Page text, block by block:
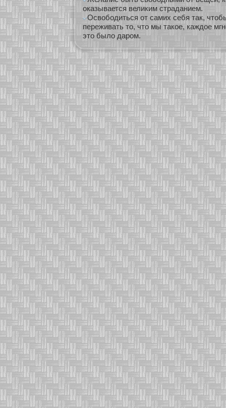
оказывается великим страданием.
Освободиться от самих себя так,
переживать то, что мы такое, каждое
это было даром.